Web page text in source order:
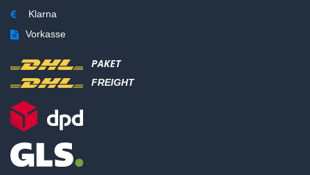
Klarna
Vorkasse
PAKET
FREIGHT